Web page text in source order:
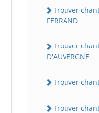
Trouver
FERRAND
Trouver
D'AUVERGNE
Trouver
Trouver